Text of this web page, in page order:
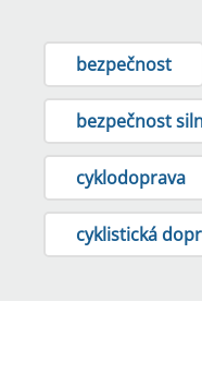
bezpečnost
bezpečnost
cyklodoprava
cyklistická